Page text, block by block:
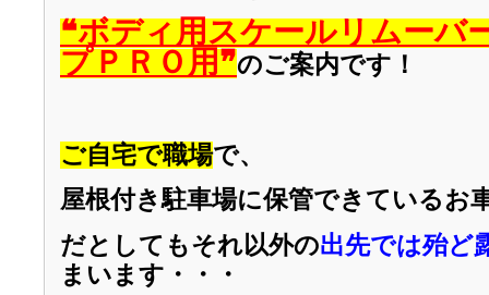
❝ボディ用スケールリムーバ
プＰＲＯ用❞のご案内です！
ご自宅で職場で、
屋根付き駐車場に保管できているお
だとしてもそれ以外の出先では殆ど
まいます・・・